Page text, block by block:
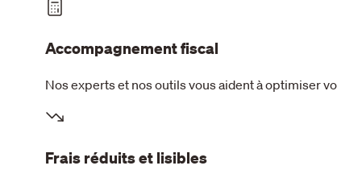
Accompagnement fiscal
Nos experts et nos outils vous aident à optimiser
Frais réduits et lisibles